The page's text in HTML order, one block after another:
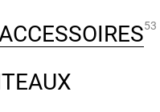
53